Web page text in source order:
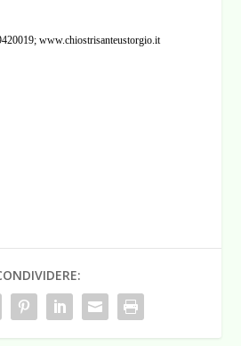
www.chiostrisanteustorgio.it